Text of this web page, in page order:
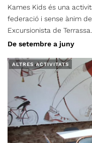
Kames Kids és una
federació i sense ànim
Excursionista de Terrassa.
De setembre a juny
ALTRES ACTIVITATS